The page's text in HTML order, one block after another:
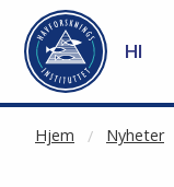
Gå til hovedinnhold
HI
Hjem Nyheter
NOT CACHED